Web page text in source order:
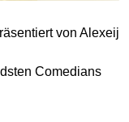
von Alexeij
Comedians